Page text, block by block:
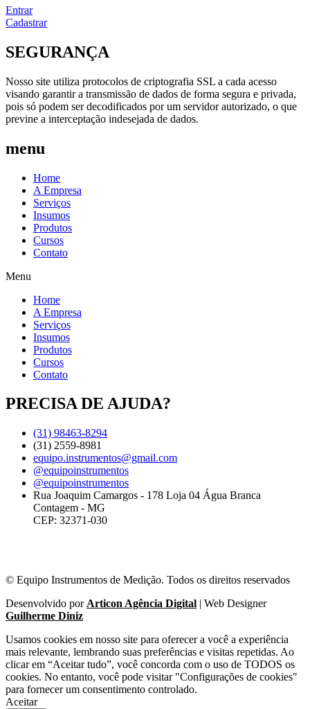
Entrar
Cadastrar
SEGURANÇA
Nosso site utiliza protocolos de criptografia SSL a cada acesso
visando garantir a transmissão de dados de forma segura e privada,
pois só podem ser decodificados por um servidor autorizado, o que
previne a interceptação indesejada de dados.
menu
Home
A Empresa
Serviços
Insumos
Produtos
Cursos
Contato
Menu
Home
A Empresa
Serviços
Insumos
Produtos
Cursos
Contato
PRECISA DE AJUDA?
(31) 98463-8294
(31) 2559-8981
equipo.instrumentos@gmail.com
@equipoinstrumentos
@equipoinstrumentos
Rua Joaquim Camargos - 178 Loja 04 Água Branca
Contagem - MG
CEP: 32371-030
© Equipo Instrumentos de Medição. Todos os direitos reservados
Desenvolvido por Articon Agência Digital | Web Designer
Guilherme Diniz
Usamos cookies em nosso site para oferecer a você a experiência
mais relevante, lembrando suas preferências e visitas repetidas. Ao
clicar em “Aceitar tudo”, você concorda com o uso de TODOS os
cookies. No entanto, você pode visitar "Configurações de cookies"
para fornecer um consentimento controlado.
Aceitar